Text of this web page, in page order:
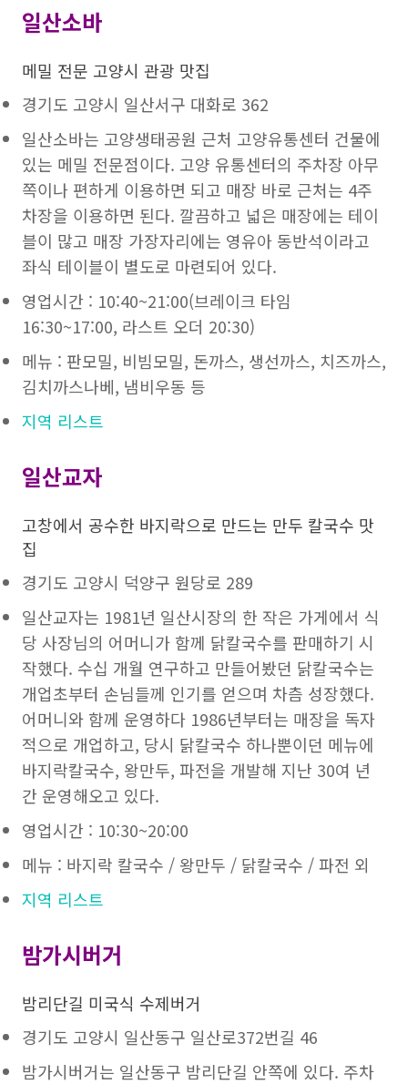
일산소바
메밀 전문 고양시 관광 맛집
경기도 고양시 일산서구 대화로 362
일산소바는 고양생태공원 근처 고양유통센터 건물에
있는 메밀 전문점이다. 고양 유통센터의 주차장 아무
쪽이나 편하게 이용하면 되고 매장 바로 근처는 4주
차장을 이용하면 된다. 깔끔하고 넓은 매장에는 테이
블이 많고 매장 가장자리에는 영유아 동반석이라고
좌식 테이블이 별도로 마련되어 있다.
영업시간 : 10:40~21:00(브레이크 타임
16:30~17:00, 라스트 오더 20:30)
메뉴 : 판모밀, 비빔모밀, 돈까스, 생선까스, 치즈까스,
김치까스나베, 냄비우동 등
지역 리스트
일산교자
고창에서 공수한 바지락으로 만드는 만두 칼국수 맛
집
경기도 고양시 덕양구 원당로 289
일산교자는 1981년 일산시장의 한 작은 가게에서 식
당 사장님의 어머니가 함께 닭칼국수를 판매하기 시
작했다. 수십 개월 연구하고 만들어봤던 닭칼국수는
개업초부터 손님들께 인기를 얻으며 차츰 성장했다.
어머니와 함께 운영하다 1986년부터는 매장을 독자
적으로 개업하고, 당시 닭칼국수 하나뿐이던 메뉴에
바지락칼국수, 왕만두, 파전을 개발해 지난 30여 년
간 운영해오고 있다.
영업시간 : 10:30~20:00
메뉴 : 바지락 칼국수 / 왕만두 / 닭칼국수 / 파전 외
지역 리스트
밤가시버거
밤리단길 미국식 수제버거
경기도 고양시 일산동구 일산로372번길 46
밤가시버거는 일산동구 밤리단길 안쪽에 있다. 주차